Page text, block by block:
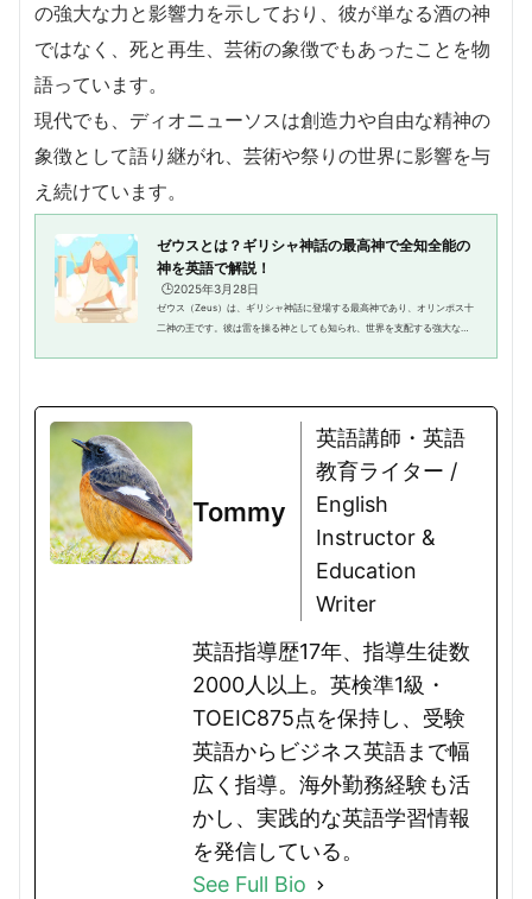
の強大な力と影響力を示しており、彼が単なる酒の神
ではなく、死と再生、芸術の象徴でもあったことを物
語っています。
現代でも、ディオニューソスは創造力や自由な精神の
象徴として語り継がれ、芸術や祭りの世界に影響を与
え続けています。
ゼウスとは？ギリシャ神話の最高神で全知全能の
神を英語で解説！
🕒️2025年3月28日
ゼウス（Zeus）は、ギリシャ神話に登場する最高神であり、オリンポス十
二神の王です。彼は雷を操る神としても知られ、世界を支配する強大な力
Tommy
英語講師・英語
教育ライター /
English
Instructor &
Education
Writer
英語指導歴17年、指導生徒数
2000人以上。英検準1級・
TOEIC875点を保持し、受験
英語からビジネス英語まで幅
広く指導。海外勤務経験も活
かし、実践的な英語学習情報
を発信している。
See Full Bio